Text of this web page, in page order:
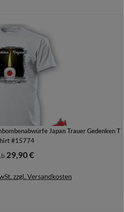
Details
Japan Trauer Gedenken T
#15774
Preis:
29,90 €
zzgl. Versandkosten